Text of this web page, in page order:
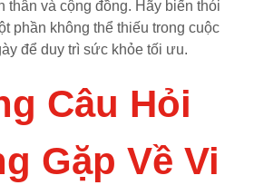
thân và cộng đồng. Hãy biến thói
phần không thể thiếu trong cuộc
để duy trì sức khỏe tối ưu.
Câu Hỏi
Gặp Về Vi